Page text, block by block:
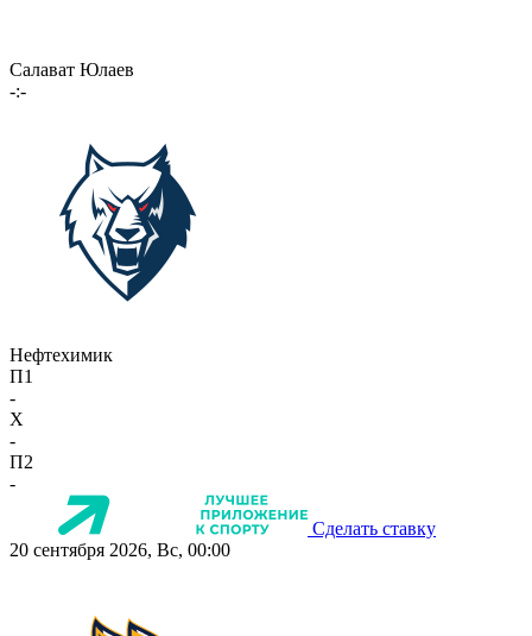
Салават Юлаев
-:-
Нефтехимик
П1
-
X
-
П2
-
Сделать ставку
20 сентября 2026, Вс, 00:00